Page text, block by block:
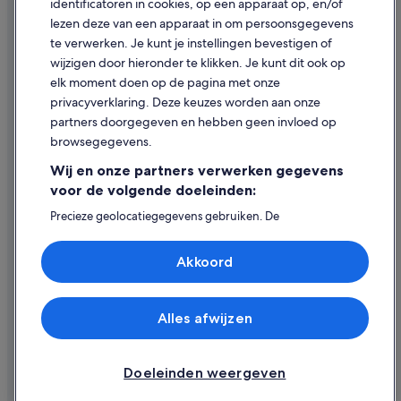
Villa's in Engeland
Imperial London Hotels in Londen
Four Seasons-hotels in Londen
Van der Valk Hotels in Londen
Particuliere vakantiehuizen in Engeland
Spa in Engeland
Vakantieparken in Engeland
All-Inclusive in Centrum van Londen
Herenhuizen in Engeland
Inhoudsrichtlijnen en inhoud rapporteren
Hulp
Ondersteuning
Je boeking wijzigen of annuleren
Restitutieproces en tijdsbestek
Boek een vlucht met airlinetegoed
Expedia, Inc. is niet verantwoordelijk voor de inhoud op externe
websites.
© 2026 Expedia, Inc. - een bedrijf van Expedia Group. Alle rechten
voorbehouden. Expedia en het Expedia-logo zijn handelsmerken of
identificatoren in cookies, op een apparaat op, en/of
lezen deze van een apparaat in om persoonsgegevens
te verwerken. Je kunt je instellingen bevestigen of
wijzigen door hieronder te klikken. Je kunt dit ook op
elk moment doen op de pagina met onze
privacyverklaring. Deze keuzes worden aan onze
partners doorgegeven en hebben geen invloed op
browsegegevens.
Wij en onze partners verwerken gegevens
voor de volgende doeleinden:
Precieze geolocatiegegevens gebruiken. De
Informatie op een apparaat opslaan en/of openen.
Gepersonaliseerde advertenties en content, advertentie-
en contentmetingen, doelgroepenonderzoek en
Partnerlijst (derden)
Doeleinden weergeven
Alles afwijzen
Akkoord